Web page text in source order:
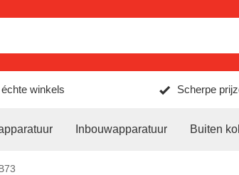
winkels Scherpe
Inbouwapparatuur Buiten